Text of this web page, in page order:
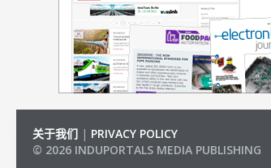
关于我们 | PRIVACY POLICY
© 2026 INDUPORTALS MEDIA PUBLISHING